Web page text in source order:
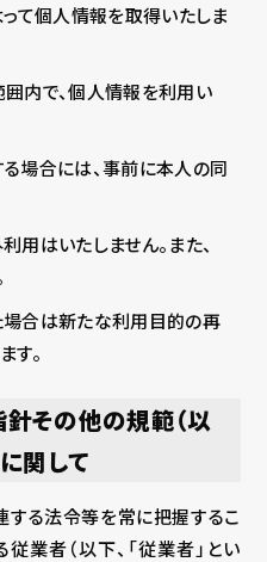
て個人情報を取得いたしま
内で、個人情報を利用い
場合には、事前に本人の同
はいたしません。また、
合は新たな利用目的の再
す。
針その他の規範（以
に関して
る法令等を常に把握するこ
業者（以下、「従業者」とい